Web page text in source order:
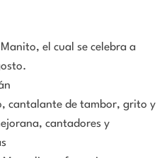
el cual se celebra a
cantalante de tambor, grito y
cantadores y